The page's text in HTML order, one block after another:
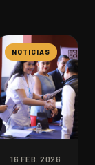
NOTICIAS
16 FEB. 2026